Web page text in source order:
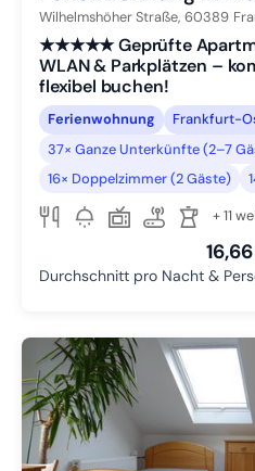
Wilhelmshöher Straße, 60389
★★★★★ Geprüfte
WLAN & Parkplätzen –
flexibel buchen!
Ferienwohnung
Frankfurt-
37× Ganze Unterkünfte (2–7
16× Doppelzimmer (2 Gäste)
+ 11
Durchschnitt pro Nacht &